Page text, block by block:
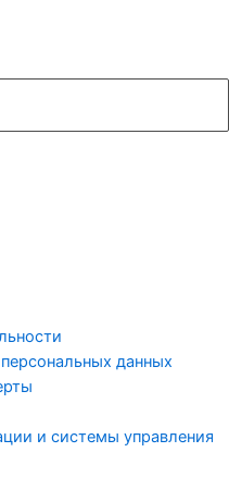
данных
и системы управления